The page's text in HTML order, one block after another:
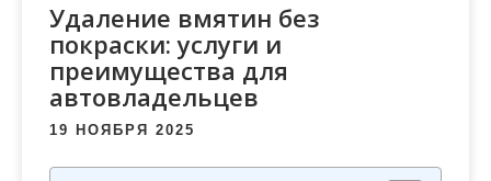
Удаление вмятин без
покраски: услуги и
преимущества для
автовладельцев
19 НОЯБРЯ 2025